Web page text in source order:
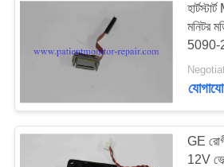
পরিদর্শন
গুণমান
নিয়ন্ত্রণ
এমএমএস মডিউল
মনিটর
5090-
GE
12V